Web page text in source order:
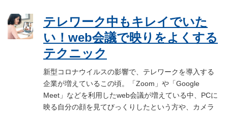
テレワーク中もキレイでいた
い！web会議で映りをよくする
テクニック
新型コロナウイルスの影響で、テレワークを導入する
企業が増えているこの頃。「Zoom」や「Google
Meet」などを利用したweb会議が増えている中、PCに
映る自分の顔を見てびっくりしたという方や、カメラ